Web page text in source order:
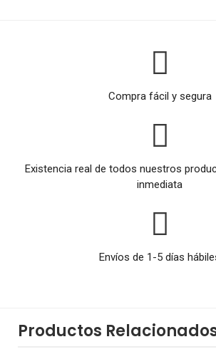
Compra fácil y segura
Existencia real de todos nuestros
inmediata
Envíos de 1-5 días
Productos